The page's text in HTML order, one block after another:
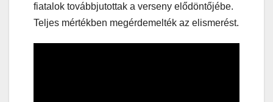
fiatalok továbbjutottak a verseny elődöntőjébe.
Teljes mértékben megérdemelték az elismerést.